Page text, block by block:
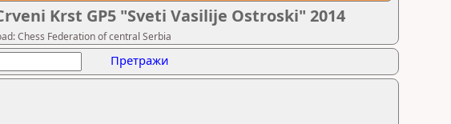
Krst GP5 "Sveti Vasilije Ostroski" 2014
Chess Federation of central Serbia
Претражи